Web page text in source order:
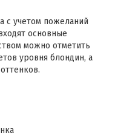
с учетом пожеланий
основные
можно отметить
уровня блондин, а